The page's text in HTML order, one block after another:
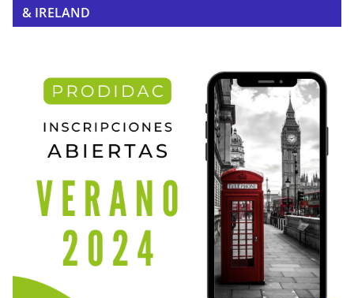
& IRELAND